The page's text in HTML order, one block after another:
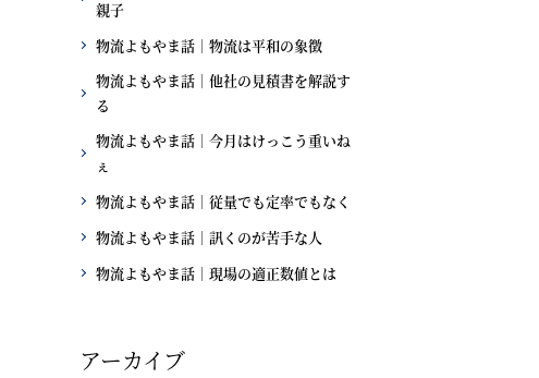
親子
物流よもやま話｜物流は平和の象徴
物流よもやま話｜他社の見積書を解説す
る
物流よもやま話｜今月はけっこう重いね
ぇ
物流よもやま話｜従量でも定率でもなく
物流よもやま話｜訊くのが苦手な人
物流よもやま話｜現場の適正数値とは
アーカイブ